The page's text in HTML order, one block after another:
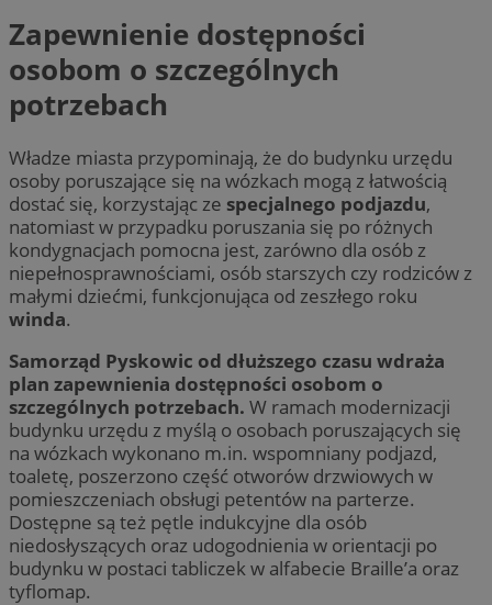
Zapewnienie dostępności
osobom o szczególnych
potrzebach
Władze miasta przypominają, że do budynku urzędu
osoby poruszające się na wózkach mogą z łatwością
dostać się, korzystając ze specjalnego podjazdu,
natomiast w przypadku poruszania się po różnych
kondygnacjach pomocna jest, zarówno dla osób z
niepełnosprawnościami, osób starszych czy rodziców z
małymi dziećmi, funkcjonująca od zeszłego roku
winda.
Samorząd Pyskowic od dłuższego czasu wdraża
plan zapewnienia dostępności osobom o
szczególnych potrzebach. W ramach modernizacji
budynku urzędu z myślą o osobach poruszających się
na wózkach wykonano m.in. wspomniany podjazd,
toaletę, poszerzono część otworów drzwiowych w
pomieszczeniach obsługi petentów na parterze.
Dostępne są też pętle indukcyjne dla osób
niedosłyszących oraz udogodnienia w orientacji po
budynku w postaci tabliczek w alfabecie Braille’a oraz
tyflomap.